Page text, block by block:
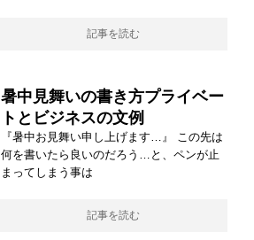
記事を読む
暑中見舞いの書き方プライベー
トとビジネスの文例
『暑中お見舞い申し上げます…』 この先は
何を書いたら良いのだろう…と、ペンが止
まってしまう事は
記事を読む